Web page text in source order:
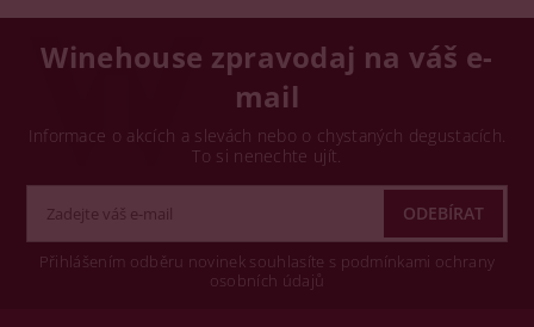
Winehouse zpravodaj na váš e-
mail
Informace o akcích a slevách nebo o chystaných degustacích.
To si nenechte ujít.
Přihlášením odběru novinek souhlasíte s podmínkami ochrany
osobních údajů